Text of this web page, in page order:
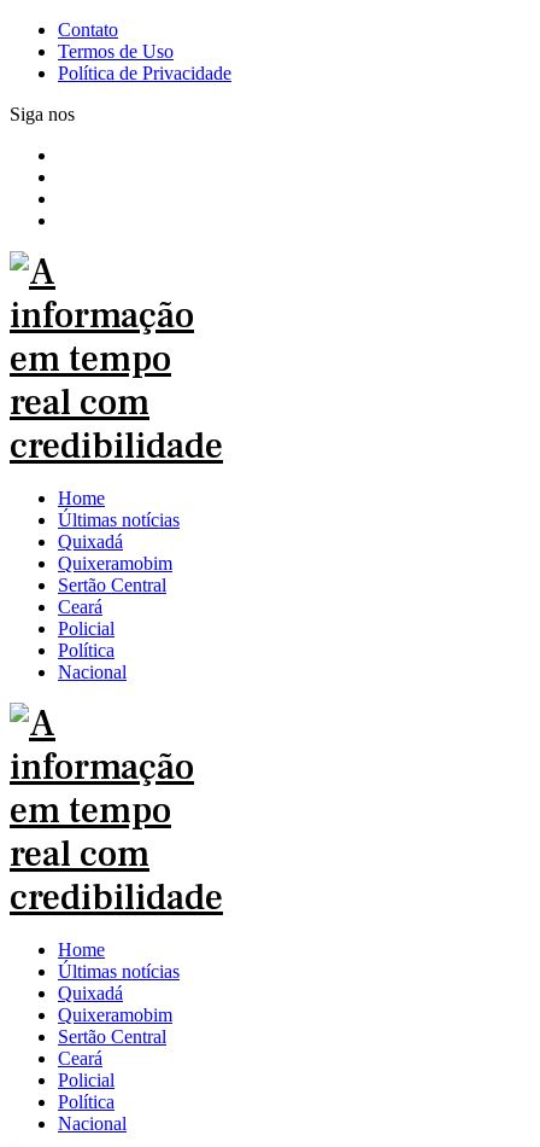
Contato
Termos de Uso
Política de Privacidade
Siga nos
Home
Últimas notícias
Quixadá
Quixeramobim
Sertão Central
Ceará
Policial
Política
Nacional
Home
Últimas notícias
Quixadá
Quixeramobim
Sertão Central
Ceará
Policial
Política
Nacional